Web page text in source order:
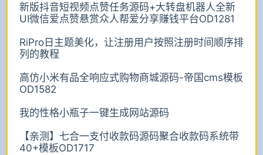
新版抖音短视频点赞任务源码+大转盘机器人全新
UI微信爱点赞悬赏众人帮爱分享赚钱平台OD1281
RiPro日主题美化，让注册用户按照注册时间顺序排
列的教程
高仿小米有品全响应式购物商城源码-帝国cms模板
OD1582
我的性格小瓶子一键生成网站源码
【亲测】七合一支付收款码源码聚合收款码系统带
40+模板OD1717